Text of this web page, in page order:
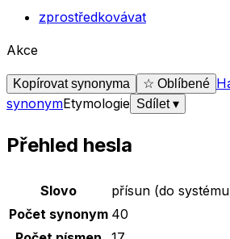
zprostředkovávat
Akce
Kopírovat synonyma ☆ Oblíbené
synonymEtymologie Sdílet▾
Přehled hesla
Základní údaje o slověpřísun (do
Slovo
přísun (do
Počet synonym 40